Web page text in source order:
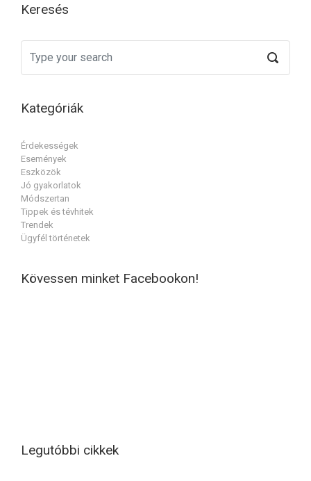
Keresés
Kategóriák
Érdekességek
Események
Eszközök
Jó gyakorlatok
Módszertan
Tippek és tévhitek
Trendek
Ügyfél történetek
Kövessen minket Facebookon!
Legutóbbi cikkek